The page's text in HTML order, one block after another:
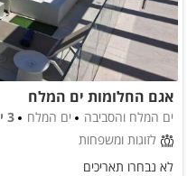
אגם החלומות ים המלח
ים המלח והסביבה ים המלח
3 יחידות, 8 חדרים
לזוגות ומשפחות
לא נבחרו תאריכים